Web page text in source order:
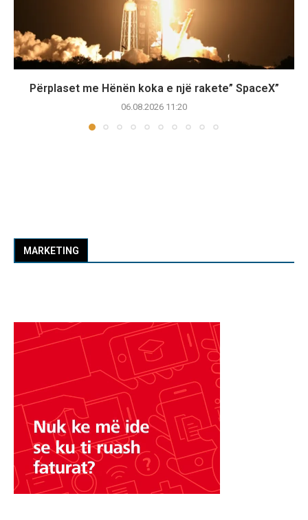
Përplaset me Hënën koka e një rakete” SpaceX”
06.08.2026 11:20
MARKETING